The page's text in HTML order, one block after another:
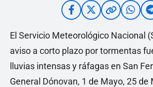
El Servicio Meteorológico Nacional
aviso a corto plazo por tormentas
lluvias intensas y ráfagas en San
General Dónovan, 1 de Mayo, 25 de